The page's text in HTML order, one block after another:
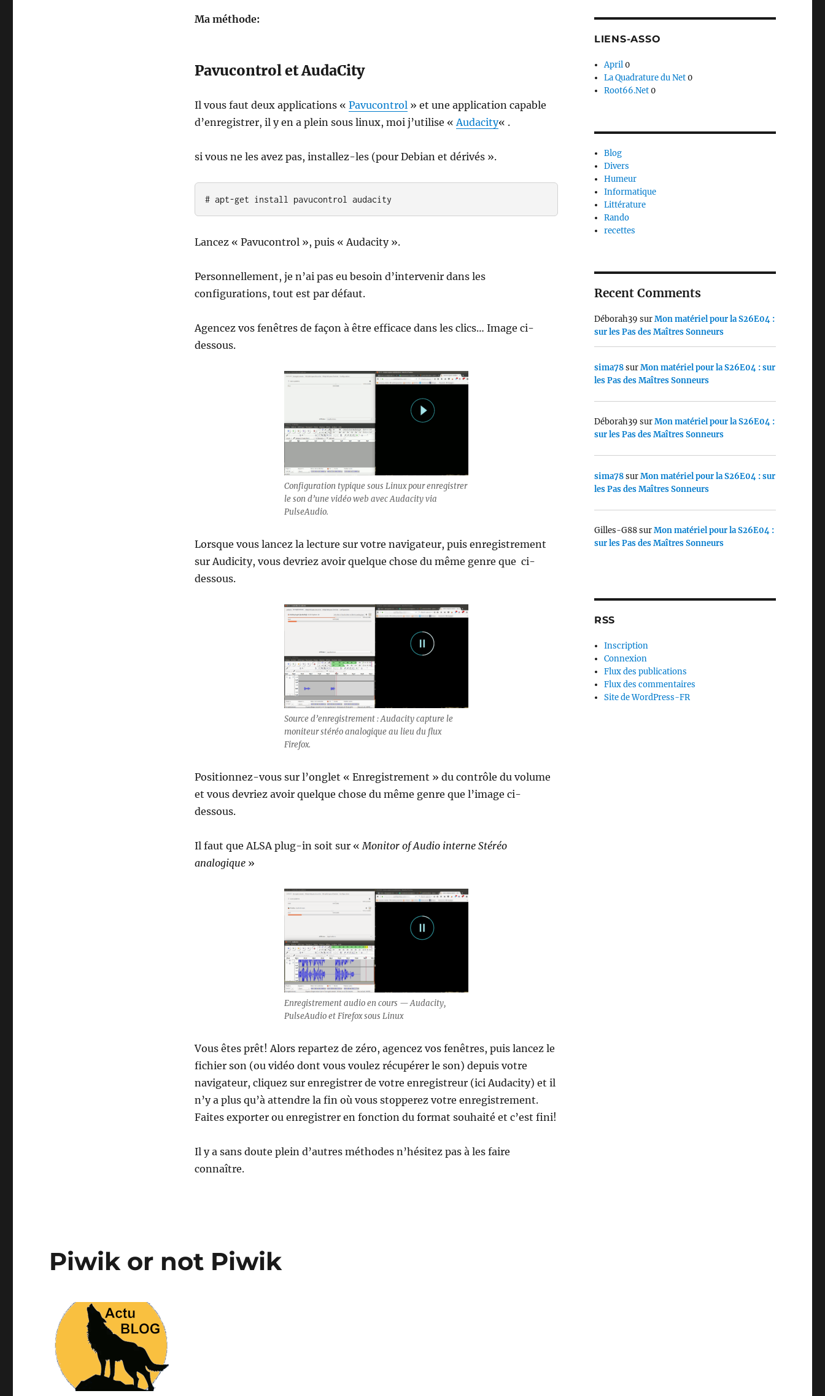
Ma méthode:
Pavucontrol et AudaCity
Il vous faut deux applications « Pavucontrol» et une application capable
d’enregistrer, il y en a plein sous linux, moi j’utilise «Audacity« .
si vous ne les avez pas, installez-les (pour Debian et dérivés ».
# apt-get install pavucontrol audacity
Lancez « Pavucontrol », puis « Audacity ».
Personnellement, je n’ai pas eu besoin d’intervenir dans les
configurations, tout est par défaut.
Agencez vos fenêtres de façon à être efficace dans les clics… Image ci-
dessous.
Configuration typique sous Linux pour enregistrer
le son d’une vidéo web avec Audacity via
PulseAudio.
Lorsque vous lancez la lecture sur votre navigateur, puis enregistrement
sur Audicity, vous devriez avoir quelque chose du même genre que ci-
dessous.
Source d’enregistrement : Audacity capture le
moniteur stéréo analogique au lieu du flux
Firefox.
Positionnez-vous sur l’onglet « Enregistrement » du contrôle du volume
et vous devriez avoir quelque chose du même genre que l’image ci-
dessous.
Il faut que ALSA plug-in soit sur «Monitor of Audio interne Stéréo
analogique»
Enregistrement audio en cours — Audacity,
PulseAudio et Firefox sous Linux
Vous êtes prêt! Alors repartez de zéro, agencez vos fenêtres, puis lancez le
fichier son (ou vidéo dont vous voulez récupérer le son) depuis votre
navigateur, cliquez sur enregistrer de votre enregistreur (ici Audacity) et il
n’y a plus qu’à attendre la fin où vous stopperez votre enregistrement.
Faites exporter ou enregistrer en fonction du format souhaité et c’est fini!
Il y a sans doute plein d’autres méthodes n’hésitez pas à les faire
connaître.
Piwik or not Piwik
LIENS-ASSO
April0
La Quadrature du Net0
Root66.Net0
Blog
Divers
Humeur
Informatique
Littérature
Rando
recettes
Recent Comments
Déborah39 surMon matériel pour la S26E04 :
sur les Pas des Maîtres Sonneurs
sima78surMon matériel pour la S26E04 : sur
les Pas des Maîtres Sonneurs
Déborah39 surMon matériel pour la S26E04 :
sur les Pas des Maîtres Sonneurs
sima78surMon matériel pour la S26E04 : sur
les Pas des Maîtres Sonneurs
Gilles-G88surMon matériel pour la S26E04 :
sur les Pas des Maîtres Sonneurs
RSS
Inscription
Connexion
Flux des publications
Flux des commentaires
Site de WordPress-FR